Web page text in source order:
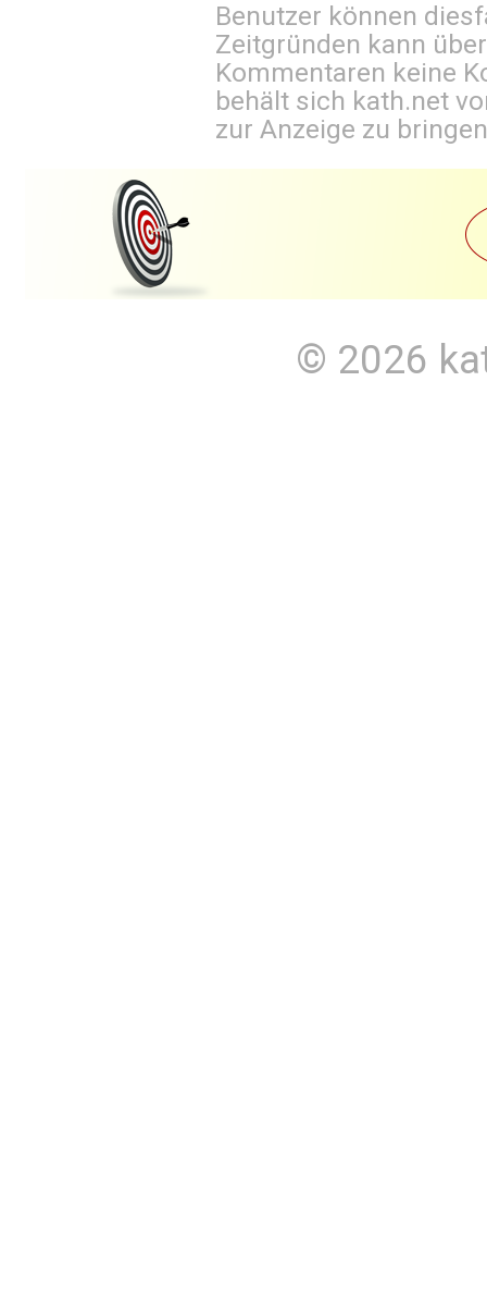
Benutzer können
Zeitgründen kann
Kommentaren keine
behält sich kath.net
zur Anzeige zu
© 2026